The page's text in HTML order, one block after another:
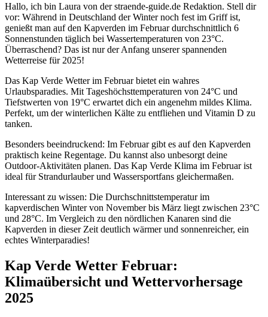
Hallo, ich bin Laura von der straende-guide.de Redaktion. Stell dir
vor: Während in Deutschland der Winter noch fest im Griff ist,
genießt man auf den Kapverden im Februar durchschnittlich 6
Sonnenstunden täglich bei Wassertemperaturen von 23°C.
Überraschend? Das ist nur der Anfang unserer spannenden
Wetterreise für 2025!
Das Kap Verde Wetter im Februar bietet ein wahres
Urlaubsparadies. Mit Tageshöchsttemperaturen von 24°C und
Tiefstwerten von 19°C erwartet dich ein angenehm mildes Klima.
Perfekt, um der winterlichen Kälte zu entfliehen und Vitamin D zu
tanken.
Besonders beeindruckend: Im Februar gibt es auf den Kapverden
praktisch keine Regentage. Du kannst also unbesorgt deine
Outdoor-Aktivitäten planen. Das Kap Verde Klima im Februar ist
ideal für Strandurlauber und Wassersportfans gleichermaßen.
Interessant zu wissen: Die Durchschnittstemperatur im
kapverdischen Winter von November bis März liegt zwischen 23°C
und 28°C. Im Vergleich zu den nördlichen Kanaren sind die
Kapverden in dieser Zeit deutlich wärmer und sonnenreicher, ein
echtes Winterparadies!
Kap Verde Wetter Februar:
Klimaübersicht und Wettervorhersage
2025